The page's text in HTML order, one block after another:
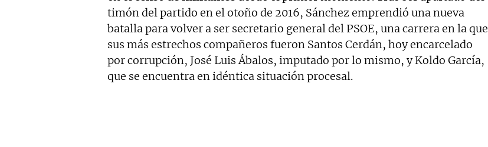
timón del partido en el otoño de 2016, Sánchez emprendió una nueva
batalla para volver a ser secretario general del PSOE, una carrera en la que
sus más estrechos compañeros fueron Santos Cerdán, hoy encarcelado
por corrupción, José Luis Ábalos, imputado por lo mismo, y Koldo García,
que se encuentra en idéntica situación procesal.